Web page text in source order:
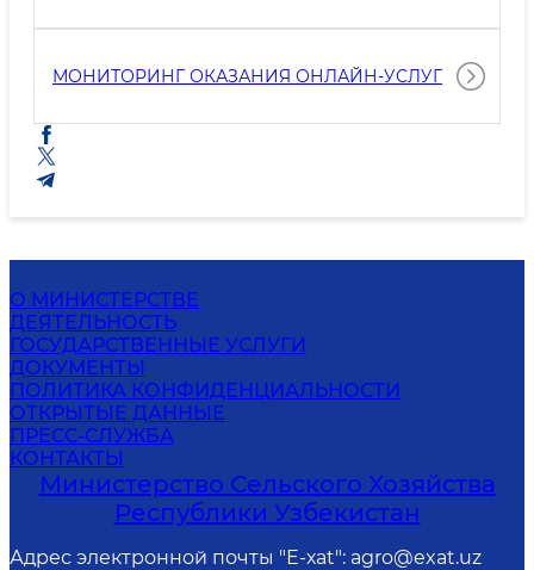
МОНИТОРИНГ ОКАЗАНИЯ ОНЛАЙН-УСЛУГ
О МИНИСТЕРСТВЕ
ДЕЯТЕЛЬНОСТЬ
ГОСУДАРСТВЕННЫЕ УСЛУГИ
ДОКУМЕНТЫ
ПОЛИТИКА КОНФИДЕНЦИАЛЬНОСТИ
ОТКРЫТЫЕ ДАННЫЕ
ПРЕСС-СЛУЖБА
КОНТАКТЫ
Министерство Сельского Хозяйства
Республики Узбекистан
Адрес электронной почты "Е-хаt": agro@exat.uz